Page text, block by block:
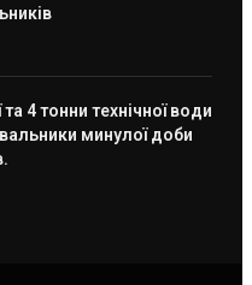
та 4 тонни технічної води
минулої доби